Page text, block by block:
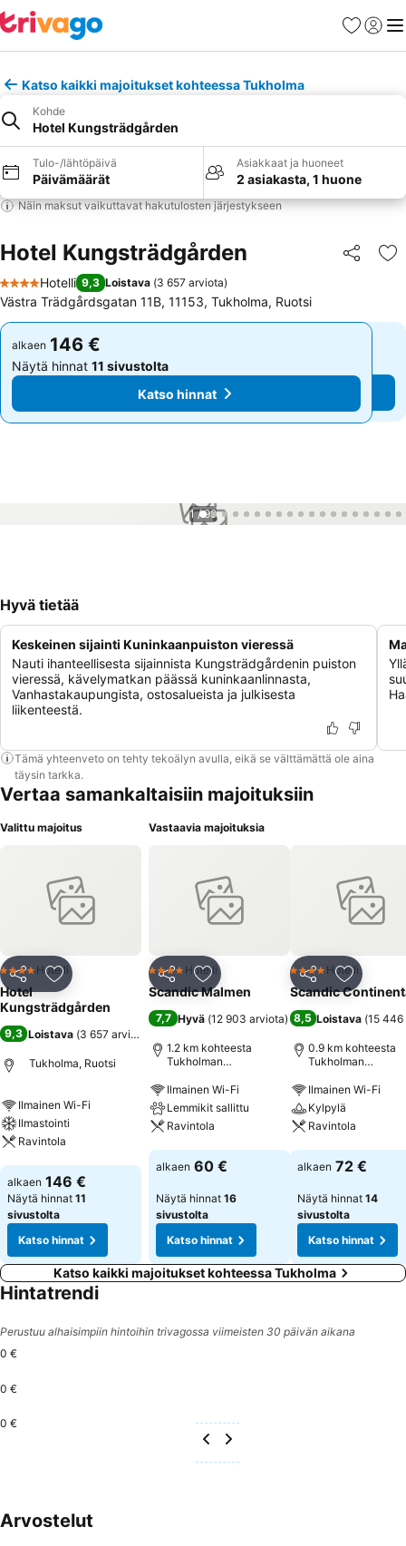
Suosikit
Katso kaikki majoitukset kohteessa Tukholma
Kohde
Hotel Kungsträdgården
Tulo-/lähtöpäivä
Päivämäärät
Asiakkaat ja huoneet
2 asiakasta, 1 huone
Näin maksut vaikuttavat hakutulosten järjestykseen
Hotel Kungsträdgården Jaa
4 Tähtiluokitus
Hotelli 9,3 Loistava (3 657 arviota)
Västra Trädgårdsgatan 11B, 11153, Tukholma, Ruotsi
alkaen 146 €
Näytä hinnat 11 sivustolta
Katso hinnat
alkaen 146 €
Näytä hinnat 11 sivustolta
Katso hinnat
1 / 99
Hyvä tietää
Keskeinen sijainti Kuninkaanpuiston vieressä
Nauti ihanteellisesta sijainnista Kungsträdgårdenin puiston
vieressä, kävelymatkan päässä kuninkaanlinnasta,
Vanhastakaupungista, ostosalueista ja julkisesta
liikenteestä.
Tämä yhteenveto on tehty tekoälyn avulla, eikä se välttämättä ole aina
täysin tarkka.
Vertaa samankaltaisiin majoituksiin
Valittu majoitus
Jaa Lisää suosikkeihin
4 Tähtiluokitus
Hotelli
Hotel
Kungsträdgården
9,3 Loistava (3 657 arviota
Tukholma, Ruotsi
Ilmainen Wi-Fi
Ilmastointi
Ravintola
Katso hinnat
alkaen 146 €
Näytä hinnat 11
sivustolta
Katso hinnat
Vastaavia majoituksia
Jaa Lisää suosikkeihin
4 Tähtiluokitus
Hotelli
Scandic Malmen
7,7 Hyvä (12 903 arviota)
1.2 km kohteesta
Tukholman
Ilmainen Wi-Fi
Lemmikit sallittu
Ravintola
Katso hinnat
alkaen 60 €
Näytä hinnat 16
sivustolta
Katso hinnat
Jaa Lisää
4 Tähtiluokitus
Hotelli
Scandic
8,5 Loistava (15 446
0.9 km kohteesta
Tukholman
Ilmainen Wi-Fi
Kylpylä
Ravintola
Katso hinnat
alkaen 72 €
Näytä hinnat 14
sivustolta
Katso hinnat
Katso kaikki majoitukset kohteessa Tukholma
Hintatrendi
Perustuu alhaisimpiin hintoihin trivagossa viimeisten 30 päivän aikana
0 €
0 €
0 €
Arvostelut